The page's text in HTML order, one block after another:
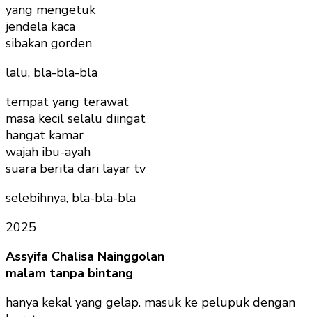
yang mengetuk
jendela kaca
sibakan gorden
lalu, bla-bla-bla
tempat yang terawat
masa kecil selalu diingat
hangat kamar
wajah ibu-ayah
suara berita dari layar tv
selebihnya, bla-bla-bla
2025
Assyifa Chalisa Nainggolan
malam tanpa bintang
hanya kekal yang gelap. masuk ke pelupuk dengan